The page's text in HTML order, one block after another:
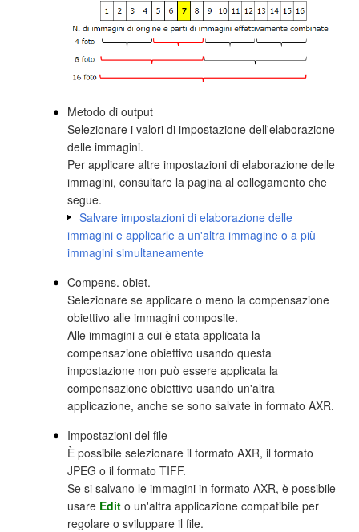
Metodo di output
Selezionare i valori di impostazione dell'elaborazione
delle immagini.
Per applicare altre impostazioni di elaborazione delle
immagini, consultare la pagina al collegamento che
segue.
Salvare impostazioni di elaborazione delle
immagini e applicarle a un'altra immagine o a più
immagini simultaneamente
Compens. obiet.
Selezionare se applicare o meno la compensazione
obiettivo alle immagini composite.
Alle immagini a cui è stata applicata la
compensazione obiettivo usando questa
impostazione non può essere applicata la
compensazione obiettivo usando un'altra
applicazione, anche se sono salvate in formato AXR.
Impostazioni del file
È possibile selezionare il formato AXR, il formato
JPEG o il formato TIFF.
Se si salvano le immagini in formato AXR, è possibile
usare Edit o un'altra applicazione compatibile per
regolare o sviluppare il file.